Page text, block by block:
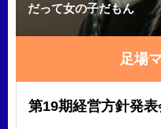
だって女の子だもん
足場
第19期経営方針発表